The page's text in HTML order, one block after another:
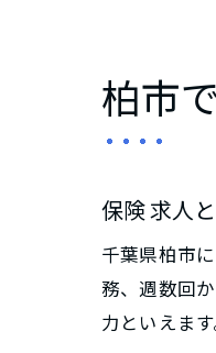
柏市
保険 求人
千葉県柏市
務、週数回
力といえます